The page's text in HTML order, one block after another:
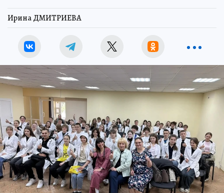
Ирина ДМИТРИЕВА